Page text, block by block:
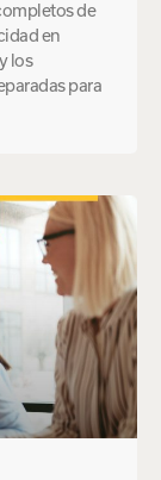
de
en
los
para